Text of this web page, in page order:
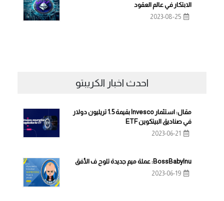
الابتكار في عالم العقود
2023-08-25
احدث اخبار الكريبتو
مقال: استثمار Invesco بقيمة 1.5 تريليون دولار
في صناديق البيتكوين ETF
2023-06-21
BossBabyInu: عملة ميم جديدة تلوح ف الأفق
2023-06-19